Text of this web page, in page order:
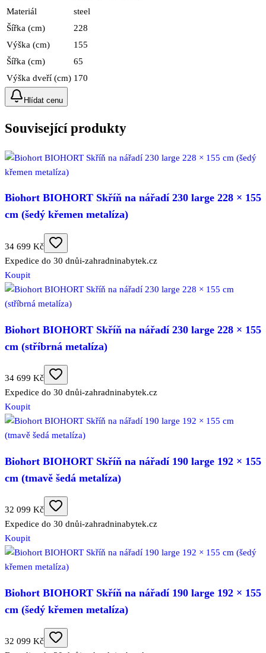
Materiál
steel
Šířka (cm)
228
Výška (cm)
155
Šířka (cm)
65
Výška dveří (cm) 170
Hlídat cenu
Související produkty
Biohort BIOHORT Skříň na nářadí 230 large 228 × 155
cm (šedý křemen metalíza)
34 699 Kč
Expedice do 30 dnůi-zahradninabytek.cz
Koupit
Biohort BIOHORT Skříň na nářadí 230 large 228 × 155
cm (stříbrná metalíza)
34 699 Kč
Expedice do 30 dnůi-zahradninabytek.cz
Koupit
Biohort BIOHORT Skříň na nářadí 190 large 192 × 155
cm (tmavě šedá metalíza)
32 099 Kč
Expedice do 30 dnůi-zahradninabytek.cz
Koupit
Biohort BIOHORT Skříň na nářadí 190 large 192 × 155
cm (šedý křemen metalíza)
32 099 Kč